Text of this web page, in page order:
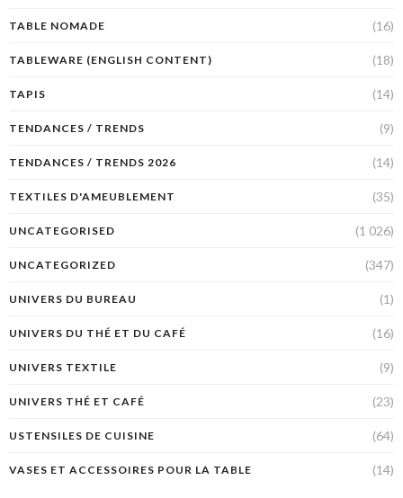
TABLE NOMADE (16)
TABLEWARE (ENGLISH CONTENT) (18)
TAPIS (14)
TENDANCES / TRENDS (9)
TENDANCES / TRENDS 2026 (14)
TEXTILES D'AMEUBLEMENT (35)
UNCATEGORISED (1 026)
UNCATEGORIZED (347)
UNIVERS DU BUREAU (1)
UNIVERS DU THÉ ET DU CAFÉ (16)
UNIVERS TEXTILE (9)
UNIVERS THÉ ET CAFÉ (23)
USTENSILES DE CUISINE (64)
VASES ET ACCESSOIRES POUR LA TABLE (14)